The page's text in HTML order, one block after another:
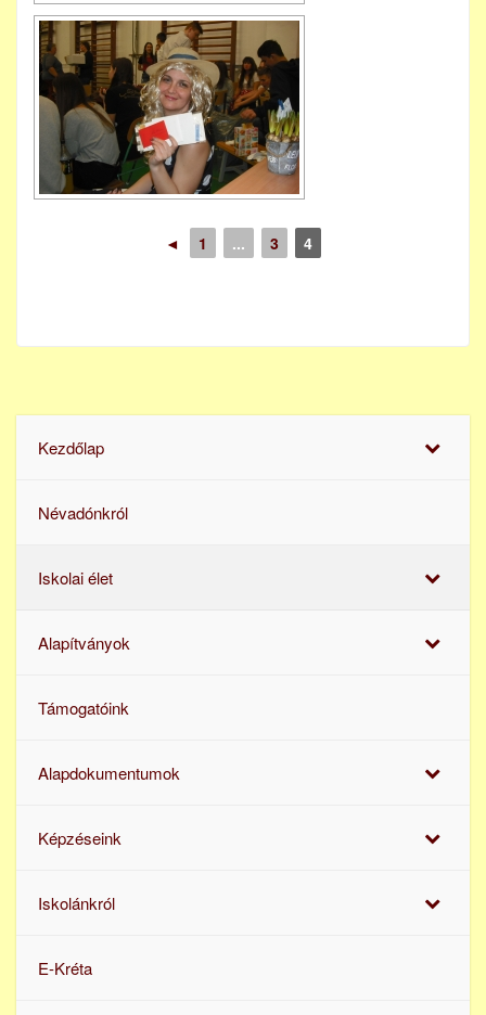
◄ 1 ... 3 4
Kezdőlap
Névadónkról
Iskolai élet
Alapítványok
Támogatóink
Alapdokumentumok
Képzéseink
Iskolánkról
E-Kréta